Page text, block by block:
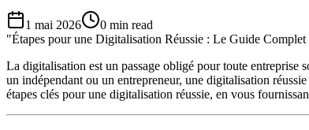
1 mai 2026 0 min read
"Étapes pour une Digitalisation Réussie : Le Guide
La digitalisation est un passage obligé pour toute entreprise
un indépendant ou un entrepreneur, une digitalisation
étapes clés pour une digitalisation réussie, en vous